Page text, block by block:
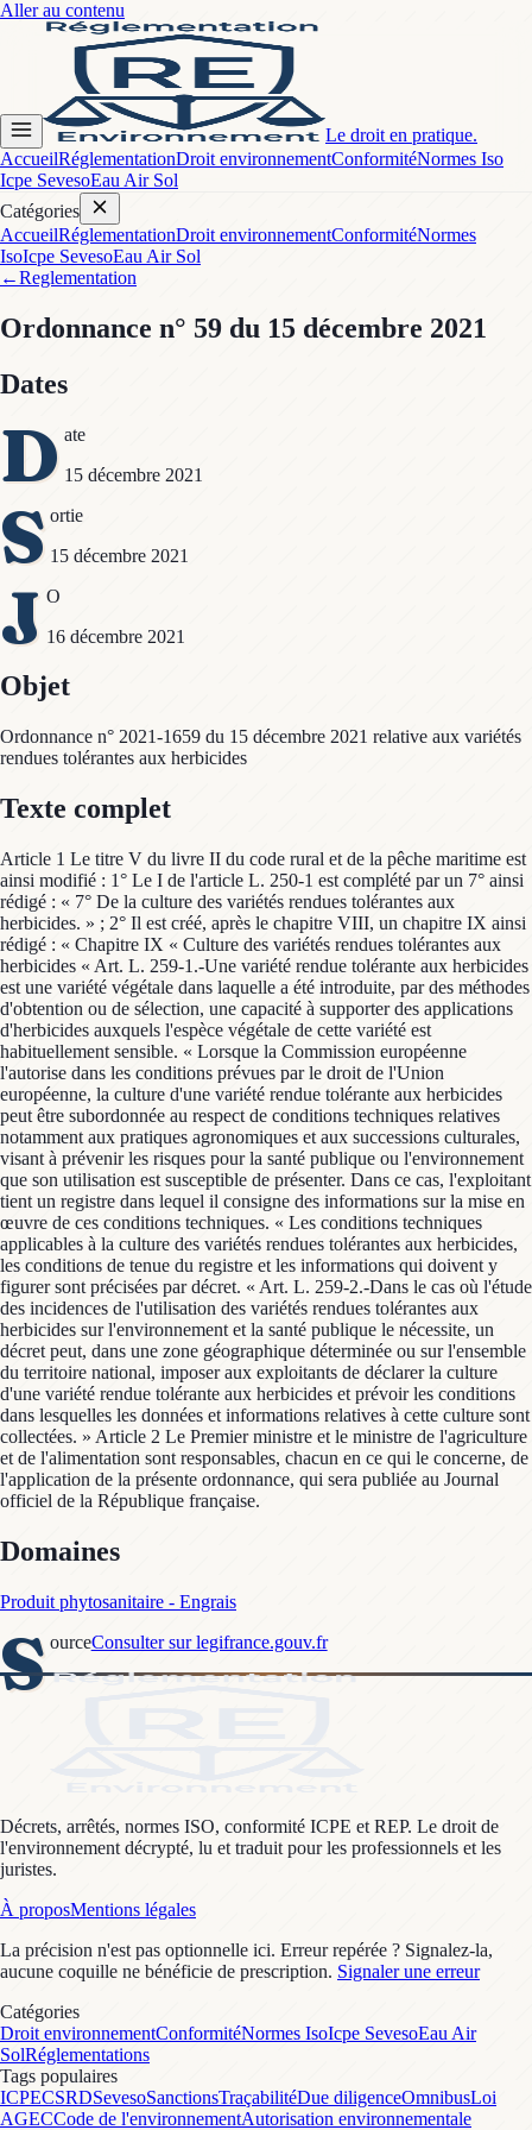
Aller au contenu
Le droit en pratique.
AccueilRéglementationDroit environnementConformitéNormes Iso
Icpe SevesoEau Air Sol
Catégories
AccueilRéglementationDroit environnementConformitéNormes
IsoIcpe SevesoEau Air Sol
←Reglementation
Ordonnance n° 59 du 15 décembre 2021
Dates
D ate
15 décembre 2021
S ortie
15 décembre 2021
J O
16 décembre 2021
Objet
Ordonnance n° 2021-1659 du 15 décembre 2021 relative aux variétés
rendues tolérantes aux herbicides
Texte complet
Article 1 Le titre V du livre II du code rural et de la pêche maritime est
ainsi modifié : 1° Le I de l'article L. 250-1 est complété par un 7° ainsi
rédigé : « 7° De la culture des variétés rendues tolérantes aux
herbicides. » ; 2° Il est créé, après le chapitre VIII, un chapitre IX ainsi
rédigé : « Chapitre IX « Culture des variétés rendues tolérantes aux
herbicides « Art. L. 259-1.-Une variété rendue tolérante aux herbicides
est une variété végétale dans laquelle a été introduite, par des méthodes
d'obtention ou de sélection, une capacité à supporter des applications
d'herbicides auxquels l'espèce végétale de cette variété est
habituellement sensible. « Lorsque la Commission européenne
l'autorise dans les conditions prévues par le droit de l'Union
européenne, la culture d'une variété rendue tolérante aux herbicides
peut être subordonnée au respect de conditions techniques relatives
notamment aux pratiques agronomiques et aux successions culturales,
visant à prévenir les risques pour la santé publique ou l'environnement
que son utilisation est susceptible de présenter. Dans ce cas, l'exploitant
tient un registre dans lequel il consigne des informations sur la mise en
œuvre de ces conditions techniques. « Les conditions techniques
applicables à la culture des variétés rendues tolérantes aux herbicides,
les conditions de tenue du registre et les informations qui doivent y
figurer sont précisées par décret. « Art. L. 259-2.-Dans le cas où l'étude
des incidences de l'utilisation des variétés rendues tolérantes aux
herbicides sur l'environnement et la santé publique le nécessite, un
décret peut, dans une zone géographique déterminée ou sur l'ensemble
du territoire national, imposer aux exploitants de déclarer la culture
d'une variété rendue tolérante aux herbicides et prévoir les conditions
dans lesquelles les données et informations relatives à cette culture sont
collectées. » Article 2 Le Premier ministre et le ministre de l'agriculture
et de l'alimentation sont responsables, chacun en ce qui le concerne, de
l'application de la présente ordonnance, qui sera publiée au Journal
officiel de la République française.
Domaines
Produit phytosanitaire - Engrais
S ourceConsulter sur legifrance.gouv.fr
Décrets, arrêtés, normes ISO, conformité ICPE et REP. Le droit de
l'environnement décrypté, lu et traduit pour les professionnels et les
juristes.
À proposMentions légales
La précision n'est pas optionnelle ici. Erreur repérée ? Signalez-la,
aucune coquille ne bénéficie de prescription. Signaler une erreur
Catégories
Droit environnementConformitéNormes IsoIcpe SevesoEau Air
SolRéglementations
Tags populaires
ICPECSRDSevesoSanctionsTraçabilitéDue diligenceOmnibusLoi
AGECCode de l'environnementAutorisation environnementale